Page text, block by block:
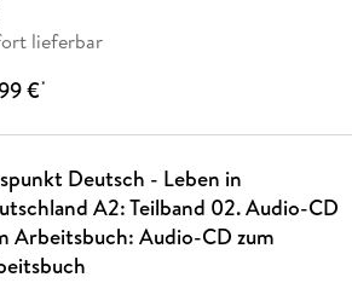
lieferbar
€*
Deutsch - Leben in
A2: Teilband 02. Audio-CD
Arbeitsbuch: Audio-CD zum